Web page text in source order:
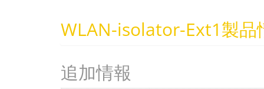
WLAN-isolator-Ext1製品
追加情報